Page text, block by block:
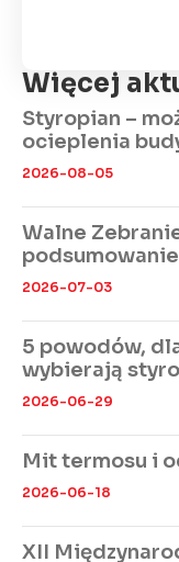
Więcej
Styropian –
ocieplenia
2026-08-05
Walne
2026-07-03
5 powodów,
wybierają
2026-06-29
Mit termosu i
2026-06-18
XII